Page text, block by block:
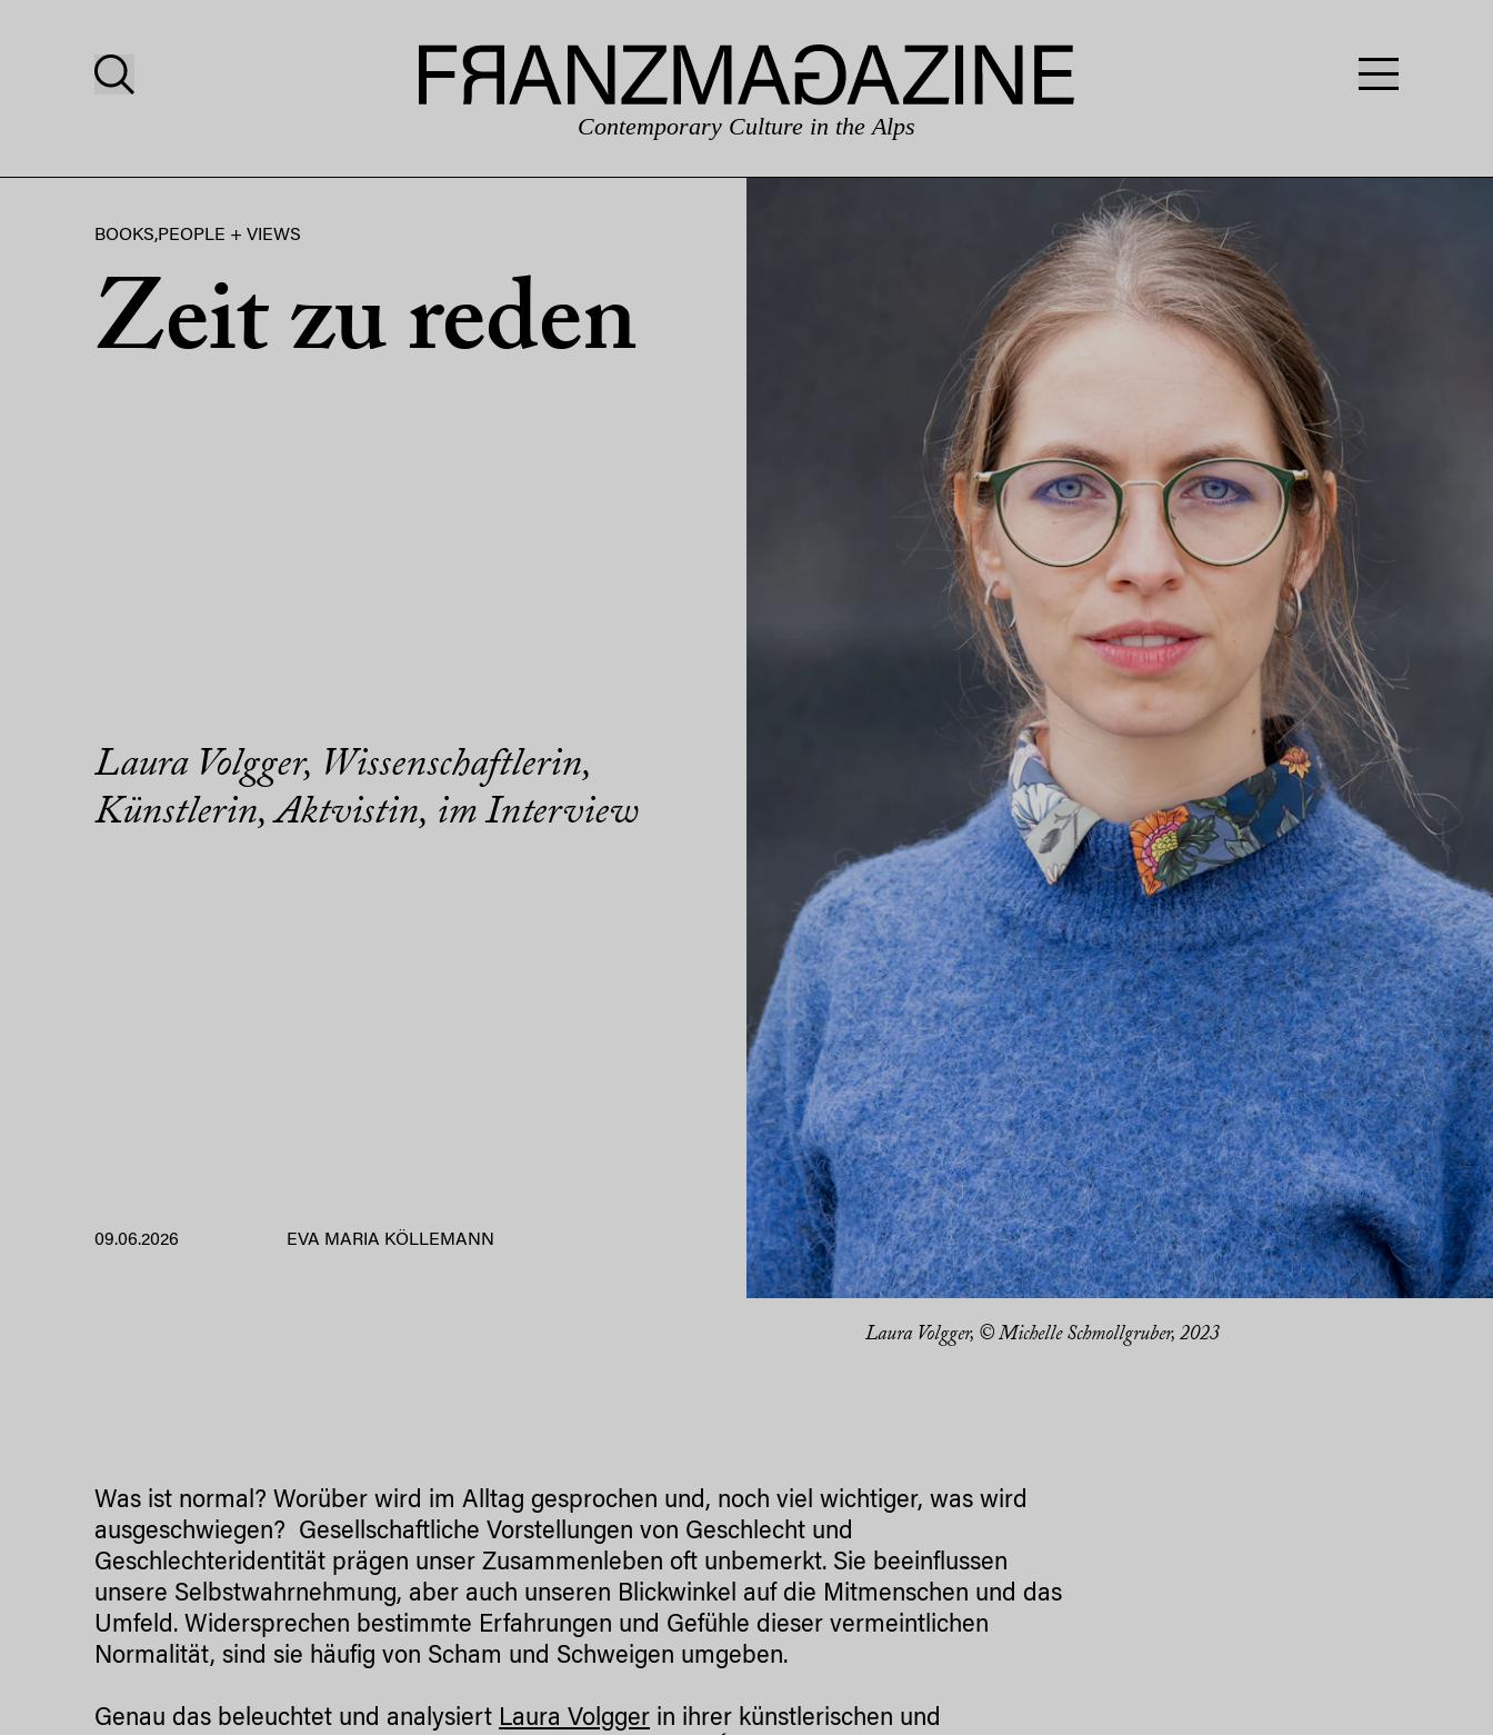
Contemporary Culture in the Alps
BOOKS,PEOPLE + VIEWS
Zeit zu reden
Laura Volgger, Wissenschaftlerin,
Künstlerin, Aktvistin, im Interview
09.06.2026 EVA MARIA KÖLLEMANN
Laura Volgger, © Michelle Schmollgruber, 2023
Was ist normal? Worüber wird im Alltag gesprochen und, noch viel wichtiger, was wird
ausgeschwiegen? Gesellschaftliche Vorstellungen von Geschlecht und
Geschlechteridentität prägen unser Zusammenleben oft unbemerkt. Sie beeinflussen
unsere Selbstwahrnehmung, aber auch unseren Blickwinkel auf die Mitmenschen und das
Umfeld. Widersprechen bestimmte Erfahrungen und Gefühle dieser vermeintlichen
Normalität, sind sie häufig von Scham und Schweigen umgeben.
Genau das beleuchtet und analysiert Laura Volgger in ihrer künstlerischen und